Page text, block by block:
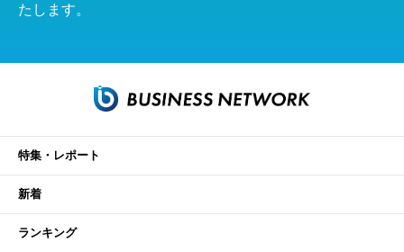
たします。
特集・レポート
新着
ランキング